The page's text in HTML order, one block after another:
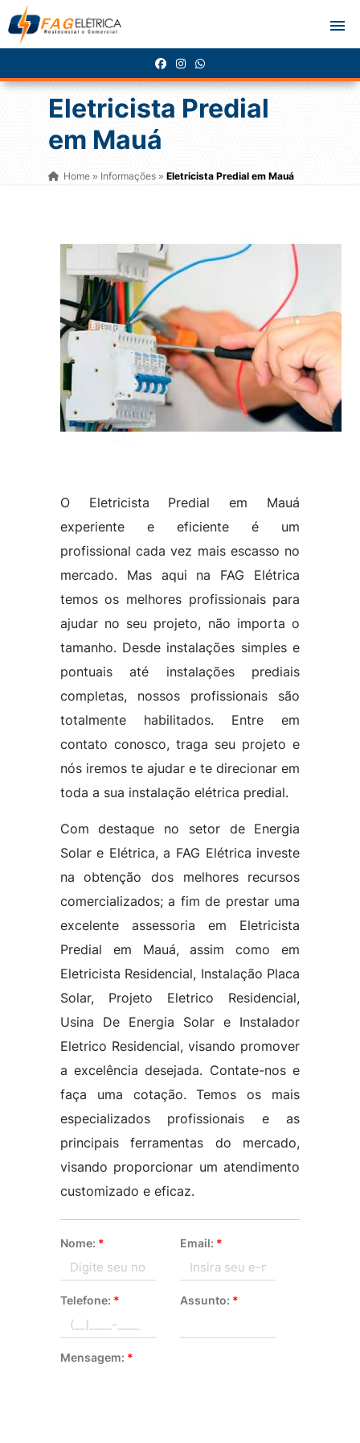
Eletricista Predial
em Mauá
Home» Informações » Eletricista Predial em Mauá
O Eletricista Predial em Mauá
experiente e eficiente é um
profissional cada vez mais escasso no
mercado. Mas aqui na FAG Elétrica
temos os melhores profissionais para
ajudar no seu projeto, não importa o
tamanho. Desde instalações simples e
pontuais até instalações prediais
completas, nossos profissionais são
totalmente habilitados. Entre em
contato conosco, traga seu projeto e
nós iremos te ajudar e te direcionar em
toda a sua instalação elétrica predial.
Com destaque no setor de Energia
Solar e Elétrica, a FAG Elétrica investe
na obtenção dos melhores recursos
comercializados; a fim de prestar uma
excelente assessoria em Eletricista
Predial em Mauá, assim como em
Eletricista Residencial, Instalação Placa
Solar, Projeto Eletrico Residencial,
Usina De Energia Solar e Instalador
Eletrico Residencial, visando promover
a excelência desejada. Contate-nos e
faça uma cotação. Temos os mais
especializados profissionais e as
principais ferramentas do mercado,
visando proporcionar um atendimento
customizado e eficaz.
Nome: * Email: *
Telefone: * Assunto: *
Mensagem: *